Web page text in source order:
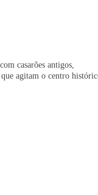
casarões antigos,
que agitam o centro